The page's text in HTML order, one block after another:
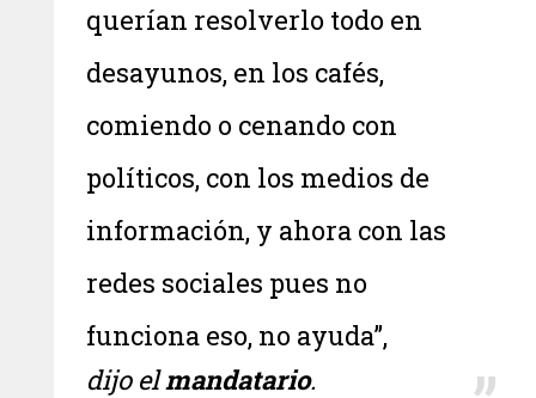
querían resolverlo todo en
desayunos, en los cafés,
comiendo o cenando con
políticos, con los medios de
información, y ahora con las
redes sociales pues no
funciona eso, no ayuda”,
dijo elmandatario.